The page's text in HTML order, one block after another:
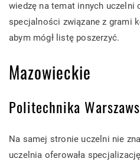
wiedzę na temat innych uczelni
specjalności związane z grami
abym mógł listę poszerzyć.
Mazowieckie
Politechnika
Na samej stronie uczelni nie
uczelnia oferowała